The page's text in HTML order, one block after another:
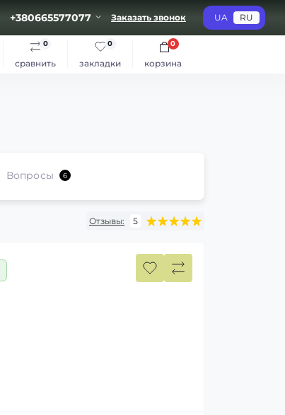
+380665577077 Заказать звонок UA RU
сравнить
0
закладки
0
корзина
0
Вопросы 6
Отзывы: 5